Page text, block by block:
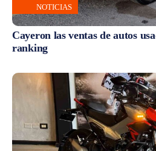
NOTICIAS
Cayeron las ventas de autos
ranking